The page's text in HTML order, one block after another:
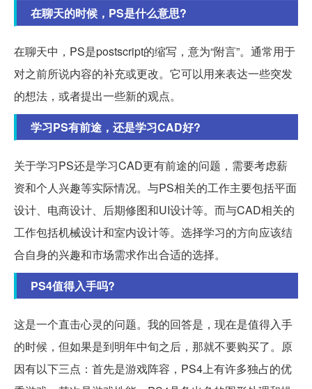
在聊天的时候，PS是什么意思?
在聊天中，PS是postscript的缩写，意为“附言”。通常用于
对之前所说内容的补充或更改。它可以用来表达一些突发
的想法，或者提出一些新的观点。
学习PS有前途，还是学习CAD好?
关于学习PS还是学习CAD更有前途的问题，需要考虑薪
资和个人兴趣等实际情况。与PS相关的工作主要包括平面
设计、电商设计、后期修图和UI设计等。而与CAD相关的
工作包括机械设计和室内设计等。选择学习的方向应该结
合自身的兴趣和市场需求作出合适的选择。
PS4值得入手吗?
这是一个直击心灵的问题。我的回答是，现在是值得入手
的时候，但如果是到明年中旬之后，那就不要购买了。原
因有以下三点：首先是游戏阵容，PS4上有许多独占的优